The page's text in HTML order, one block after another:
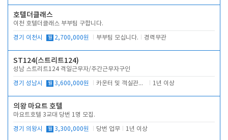
호텔더클래스
이천 호텔더클래스 부부팀 구합니다.
경기 이천시 월 2,700,000원 부부팀 모십니다. 경력무관
ST124(스트리트124)
성남 스트리트124 격일근무자/주간근무자구인
경기 성남시 월 3,600,000원 카운터 및 객실관리 전반 1년 이상
의왕 마요트 호텔
마요트호텔 3교대 당번 1명 모집.
경기 의왕시 월 3,300,000원 당번 업무 1년 이상